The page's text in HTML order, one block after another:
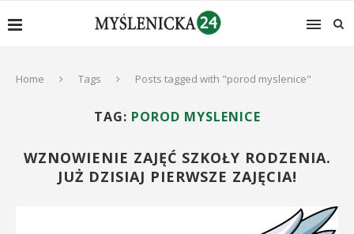
Home Tags Posts tagged with "porod myslenice"
TAG: POROD MYSLENICE
WZNOWIENIE ZAJĘĆ SZKOŁY RODZENIA.
JUŻ DZISIAJ PIERWSZE ZAJĘCIA!